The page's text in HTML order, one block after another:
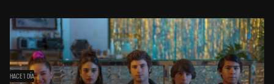
HACE 1 DÍA